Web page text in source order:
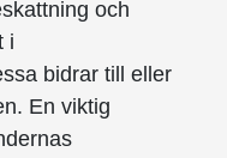
och
i
bidrar till eller
En viktig